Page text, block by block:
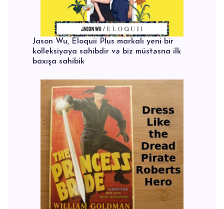
Jason Wu, Eloquii Plus markalı yeni bir
kolleksiyaya sahibdir və biz müstəsna ilk
baxışa sahibik